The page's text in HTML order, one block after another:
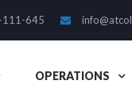
111-645
OPERATIONS